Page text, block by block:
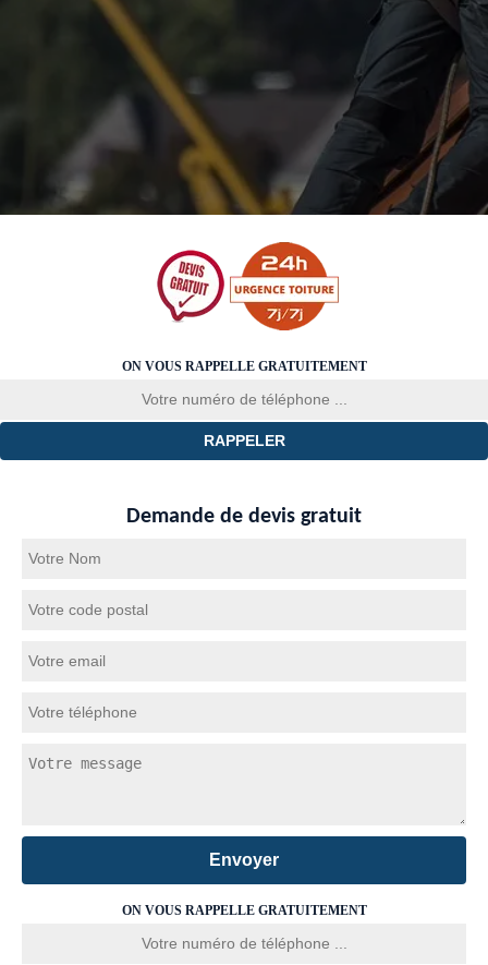
ON VOUS RAPPELLE GRATUITEMENT
Demande de devis gratuit
ON VOUS RAPPELLE GRATUITEMENT